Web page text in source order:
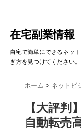
在宅副業情報
自宅で簡単にできるネッ
ぎ方を見つけてください。
ホーム > ネットビ
【大評判
自動転売